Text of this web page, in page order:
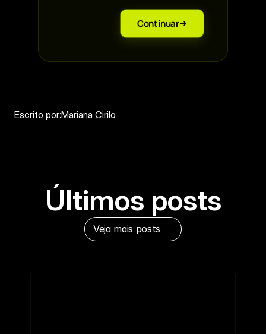
Continuar
Escrito por:Mariana Cirilo
Últimos posts
Veja mais posts